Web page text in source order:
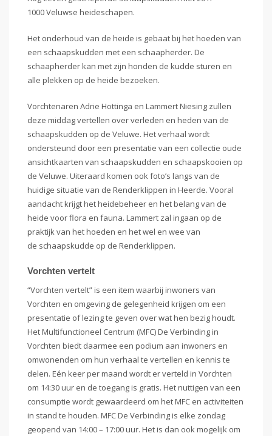
1000 Veluwse heideschapen.
Het onderhoud van de heide is gebaat bij het hoeden van
een schaapskudden met een schaapherder. De
schaapherder kan met zijn honden de kudde sturen en
alle plekken op de heide bezoeken.
Vorchtenaren Adrie Hottinga en Lammert Niesing zullen
deze middag vertellen over verleden en heden van de
schaapskudden op de Veluwe. Het verhaal wordt
ondersteund door een presentatie van een collectie oude
ansichtkaarten van schaapskudden en schaapskooien op
de Veluwe. Uiteraard komen ook foto’s langs van de
huidige situatie van de Renderklippen in Heerde. Vooral
aandacht krijgt het heidebeheer en het belang van de
heide voor flora en fauna. Lammert zal ingaan op de
praktijk van het hoeden en het wel en wee van
de schaapskudde op de Renderklippen.
Vorchten vertelt
“Vorchten vertelt” is een item waarbij inwoners van
Vorchten en omgeving de gelegenheid krijgen om een
presentatie of lezing te geven over wat hen bezig houdt.
Het Multifunctioneel Centrum (MFC) De Verbinding in
Vorchten biedt daarmee een podium aan inwoners en
omwonenden om hun verhaal te vertellen en kennis te
delen. Eén keer per maand wordt er verteld in Vorchten
om 14:30 uur en de toegang is gratis. Het nuttigen van een
consumptie wordt gewaardeerd om het MFC en activiteiten
in stand te houden. MFC De Verbinding is elke zondag
geopend van 14:00 – 17:00 uur. Het is dan ook mogelijk om